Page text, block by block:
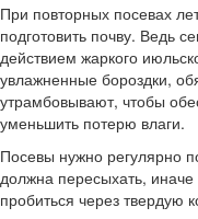
При повторных посевах
подготовить почву. Ведь
действием жаркого
увлажненные бороздки,
утрамбовывают, чтобы
уменьшить потерю влаги.
Посевы нужно регулярно
должна пересыхать,
пробиться через твердую